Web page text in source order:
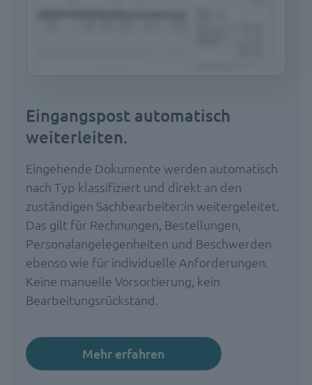
Eingangspost automatisch
weiterleiten.
Eingehende Dokumente werden automatisch
nach Typ klassifiziert und direkt an den
zuständigen Sachbearbeiter:in weitergeleitet.
Das gilt für Rechnungen, Bestellungen,
Personalangelegenheiten und Beschwerden
ebenso wie für individuelle Anforderungen.
Keine manuelle Vorsortierung, kein
Bearbeitungsrückstand.
Mehr erfahren